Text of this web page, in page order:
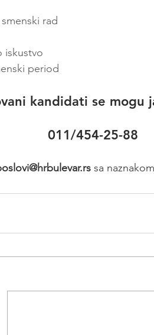
rad
iskustvo
period
kandidati se mogu
011/454-25-88
sa naznakom